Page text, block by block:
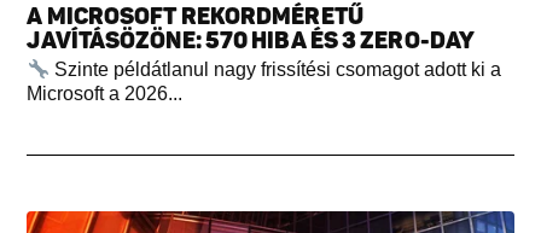
A MICROSOFT REKORDMÉRETŰ
JAVÍTÁSÖZÖNE: 570 HIBA ÉS 3 ZERO-DAY
Szinte példátlanul nagy frissítési csomagot adott ki a
Microsoft a 2026...